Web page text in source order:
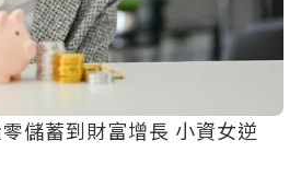
儲蓄到財富增長 小資女逆